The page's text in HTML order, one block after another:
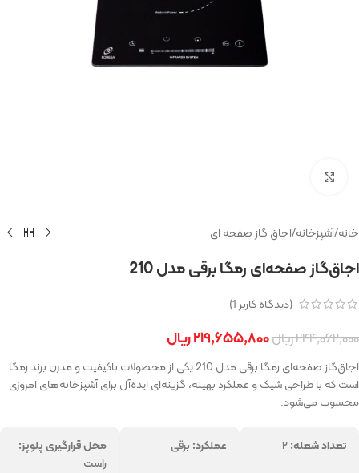
خانه/آشپزخانه/اجاق گاز صفحه ای
اجاق‌گاز صفحه‌ای رمگا برقی مدل 210
(دیدگاه کاربر 1
)
۲۴۴,۰۶۲,۰۰۰ریال۲۱۹,۶۵۵,۸۰۰ریال
اجاق‌گاز صفحه‌ای رمگا برقی مدل 210 یکی از محصولات باکیفیت و مدرن برند رمگا
است که با طراحی شیک و عملکرد بهینه، گزینه‌ای ایده‌آل برای آشپزخانه‌های امروزی
محسوب می‌شود.
تعداد شعله: عملکرد: برقی
محل قرارگیری پلوپز:
راست